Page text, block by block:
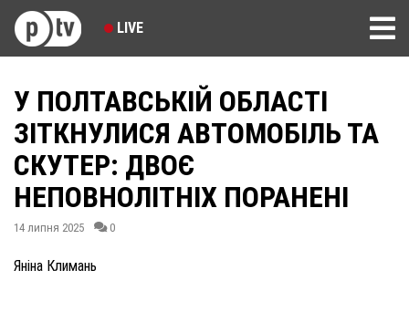
LIVE
У ПОЛТАВСЬКІЙ ОБЛАСТІ
ЗІТКНУЛИСЯ АВТОМОБІЛЬ ТА
СКУТЕР: ДВОЄ
НЕПОВНОЛІТНІХ ПОРАНЕНІ
14 липня 2025 0
Яніна Климань